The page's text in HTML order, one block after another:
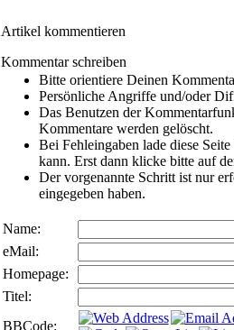
Artikel kommentieren
Kommentar schreiben
Bitte orientiere Deinen
Persönliche Angriffe und/oder
Das Benutzen der
Kommentare werden gelöscht.
Bei Fehleingaben lade diese
kann. Erst dann klicke bitte auf
Der vorgenannte Schritt ist nur
eingegeben haben.
Name:
eMail:
Homepage:
Titel:
BBCode: